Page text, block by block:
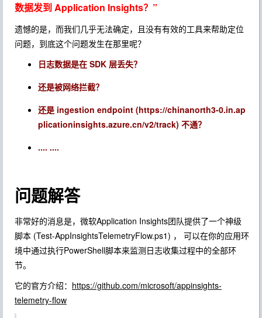
数据发到 Application Insights？”
遗憾的是，而我们几乎无法确定，且没有有效的工具来帮助定位
问题，到底这个问题发生在那里呢？
日志数据是在 SDK 层丢失？
还是被网络拦截？
还是 ingestion endpoint (https://chinanorth3-0.in.ap
plicationinsights.azure.cn/v2/track) 不通？
.... ....
问题解答
非常好的消息是，微软Application Insights团队提供了一个神级
脚本 (Test-AppInsightsTelemetryFlow.ps1) ， 可以在你的应用环
境中通过执行PowerShell脚本来监测日志收集过程中的全部环
节。
它的官方介绍： https://github.com/microsoft/appinsights-
telemetry-flow